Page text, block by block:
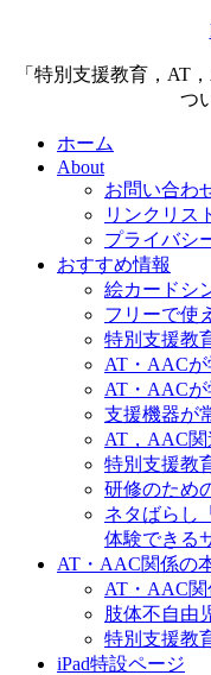
「特別支援教育，AT
つ
ホーム
About
お問い合わ
リンクリス
プライバシ
おすすめ情報
絵カードシ
フリーで使
特別支援教
AT・AAC
AT・AAC
支援機器が
AT，AAC関
特別支援教
研修のため
ネタばらし
体験できる
AT・AAC関係の
AT・AAC関
肢体不自由
特別支援教
iPad特設ページ